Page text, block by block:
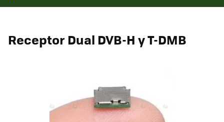
Receptor Dual DVB-H y T-DMB